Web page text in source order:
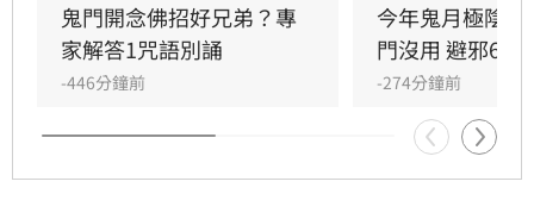
鬼門開念佛招好兄弟？專
家解答1咒語別誦
-446分鐘前
今年鬼月極陰
門沒用 避邪6步
-274分鐘前